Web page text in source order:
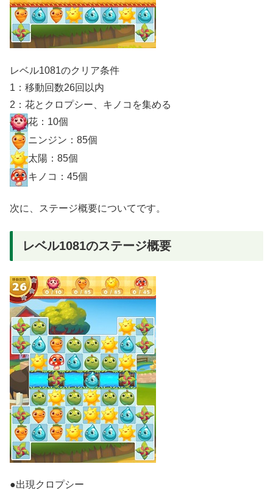
レベル1081のクリア条件
1：移動回数26回以内
2：花とクロプシー、キノコを集める
花：10個
ニンジン：85個
太陽：85個
キノコ：45個
次に、ステージ概要についてです。
レベル1081のステージ概要
●出現クロプシー